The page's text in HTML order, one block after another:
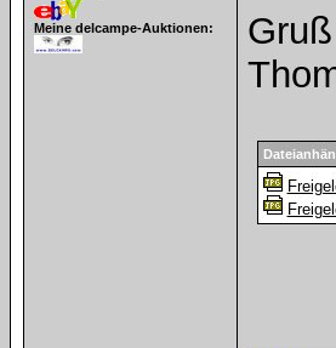
Meine delcampe-Auktionen:
Gruß